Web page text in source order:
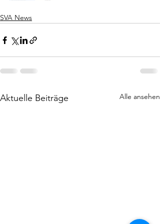
SVA News
Aktuelle Beiträge Alle ansehen